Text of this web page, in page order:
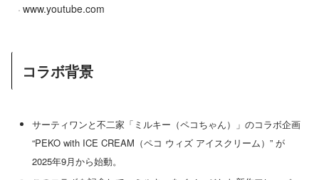
www.youtube.com
コラボ背景
サーティワンと不二家「ミルキー（ペコちゃん）」のコラボ企画
“PEKO with ICE CREAM（ペコ ウィズ アイスクリーム）” が
2025年9月から始動。